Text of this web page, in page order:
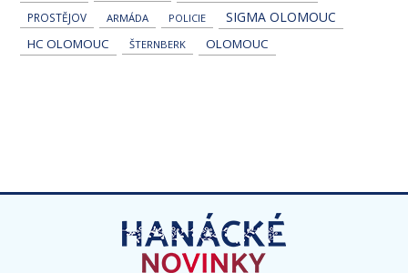
PROSTĚJOV ARMÁDA POLICIE SIGMA OLOMOUC
HC OLOMOUC ŠTERNBERK OLOMOUC